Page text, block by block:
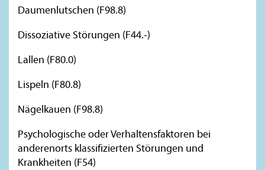
Daumenlutschen (F98.8)
Dissoziative Störungen (F44.-)
Lallen (F80.0)
Lispeln (F80.8)
Nägelkauen (F98.8)
Psychologische oder Verhaltensfaktoren bei
anderenorts klassifizierten Störungen und
Krankheiten (F54)